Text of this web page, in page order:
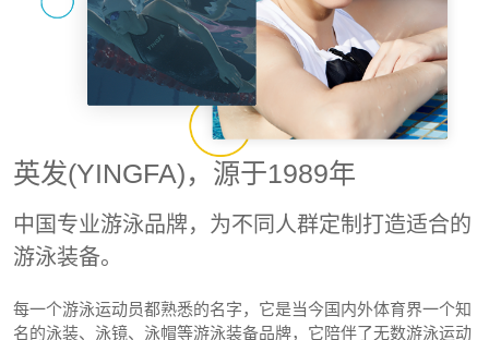
英发(YINGFA)，源于1989年
中国专业游泳品牌，为不同人群定制打造适合的
游泳装备。
每一个游泳运动员都熟悉的名字，它是当今国内外体育界一个知
名的泳装、泳镜、泳帽等游泳装备品牌，它陪伴了无数游泳运动